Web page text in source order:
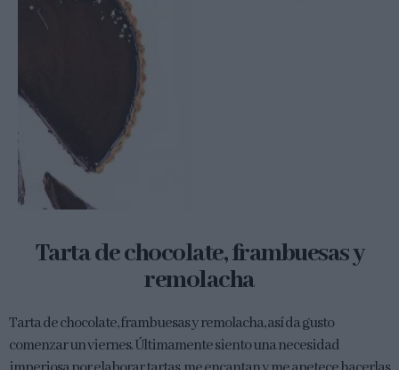
Tarta de chocolate, frambuesas y
remolacha
Tarta de chocolate, frambuesas y remolacha, así da gusto
comenzar un viernes. Últimamente siento una necesidad